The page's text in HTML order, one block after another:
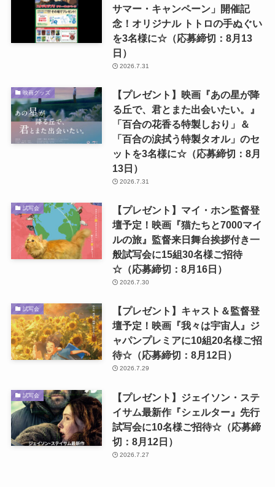
サマー・キャンペーン」開催記
念！オリジナル トトロの手ぬぐい
を3名様に☆（応募締切：8月13
日）
2026.7.31
映画グッズ
【プレゼント】映画『あの星が降
る丘で、君とまた出会いたい。』
「百合の花香る特製しおり」＆
「百合の涙拭う特製タオル」のセ
ットを3名様に☆（応募締切：8月
13日）
2026.7.31
試写会
【プレゼント】マイ・ホン監督登
壇予定！映画『猫たちと7000マイ
ルの旅』監督来日舞台挨拶付き一
般試写会に15組30名様ご招待
☆（応募締切：8月16日）
2026.7.30
試写会
【プレゼント】キャスト＆監督登
壇予定！映画『我々は宇宙人』ジ
ャパンプレミアに10組20名様ご招
待☆（応募締切：8月12日）
2026.7.29
試写会
【プレゼント】ジェイソン・ステ
イサム最新作『シェルター』先行
試写会に10名様ご招待☆（応募締
切：8月12日）
2026.7.27